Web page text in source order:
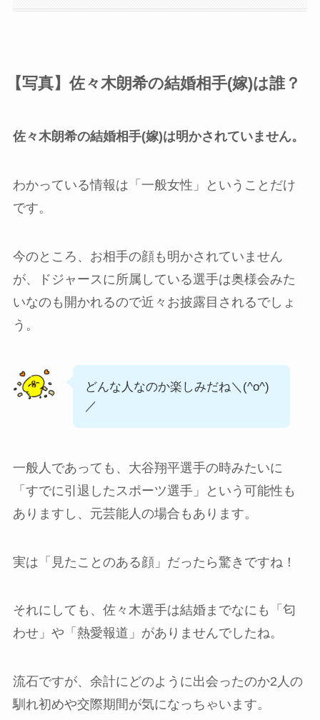
【写真】佐々木朗希の結婚相手(嫁)は誰？
佐々木朗希の結婚相手(嫁)は明かされていません。
わかっている情報は「一般女性」ということだけ
です。
今のところ、お相手の顔も明かされていません
が、ドジャースに所属している選手は奥様会みた
いなのも開かれるので近々お披露目されるでしょ
う。
どんな人なのか楽しみだね＼(^o^)
／
一般人であっても、大谷翔平選手の時みたいに
「すでに引退したスポーツ選手」という可能性も
ありますし、元芸能人の場合もあります。
実は「見たことのある顔」だったら驚きですね！
それにしても、佐々木選手は結婚までなにも「匂
わせ」や「熱愛報道」がありませんでしたね。
流石ですが、余計にどのように出会ったのか2人の
馴れ初めや交際期間が気になっちゃいます。